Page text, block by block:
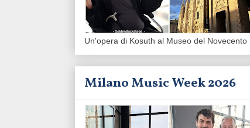
Un'opera di Kosuth al Museo del Novecento
Milano Music Week 2026